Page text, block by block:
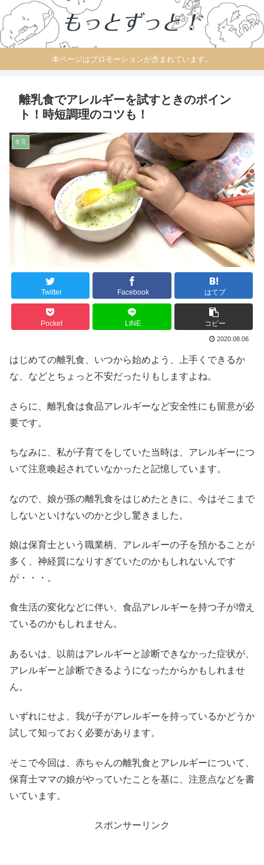
本ページはプロモーションが含まれています。
離乳食でアレルギーを試すときのポイン
ト！時短調理のコツも！
食育
Twitter Facebook はてブ
Pocket LINE コピー
2020.08.06
はじめての離乳食、いつから始めよう、上手くできるか
な、などとちょっと不安だったりもしますよね。
さらに、離乳食は食品アレルギーなど安全性にも留意が必
要です。
ちなみに、私が子育てをしていた当時は、アレルギーにつ
いて注意喚起されていなかったと記憶しています。
なので、娘が孫の離乳食をはじめたときに、今はそこまで
しないといけないのかと少し驚きました。
娘は保育士という職業柄、アレルギーの子を預かることが
多く、神経質になりすぎていたのかもしれないんです
が・・・。
食生活の変化などに伴い、食品アレルギーを持つ子が増え
ているのかもしれません。
あるいは、以前はアレルギーと診断できなかった症状が、
アレルギーと診断できるようになったからかもしれませ
ん。
いずれにせよ、我が子がアレルギーを持っているかどうか
試して知っておく必要があります。
そこで今回は、赤ちゃんの離乳食とアレルギーについて、
保育士ママの娘がやっていたことを基に、注意点などを書
いています。
スポンサーリンク